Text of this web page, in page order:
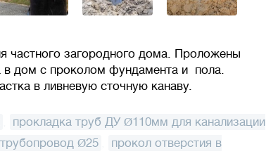
частного загородного дома. Проложены
дом с проколом фундамента и пола.
в ливневую сточную канаву.
прокладка труб ДУ Ø110мм для канализации
Ø25
прокол отверстия в